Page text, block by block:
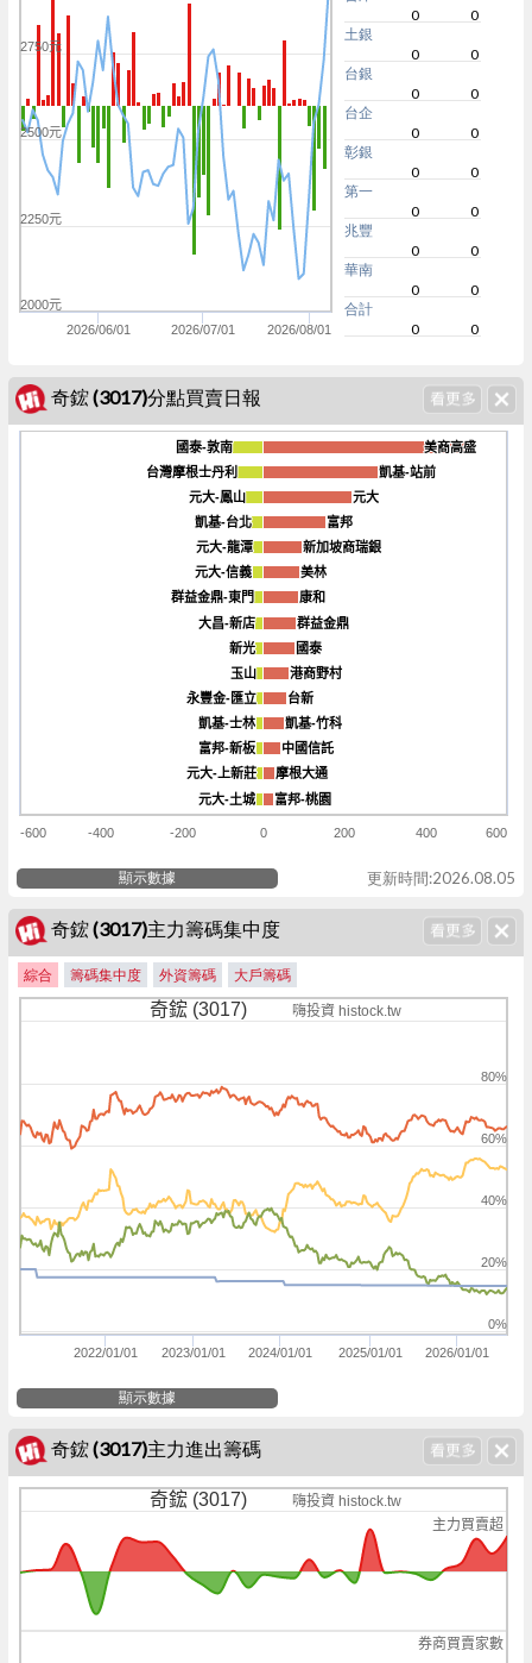
2026/06/01 2026/07/01 2026/08/01
2000元
2250元
2500元
2750元
-150k
0
0
土銀
0
0
台銀
0
0
台企
0
0
彰銀
0
0
第一
0
0
兆豐
0
0
華南
0
0
合計
0
0
奇鋐 (3017)分點買賣日報
美商高盛
美商高盛
凱基-站前
凱基-站前
元大
元大
富邦
富邦
新加坡商瑞銀
新加坡商瑞銀
美林
美林
康和
康和
群益金鼎
群益金鼎
國泰
國泰
港商野村
港商野村
台新
台新
凱基-竹科
凱基-竹科
中國信託
中國信託
摩根大通
摩根大通
富邦-桃園
富邦-桃園
國泰-敦南
國泰-敦南
台灣摩根士丹利
台灣摩根士丹利
元大-鳳山
元大-鳳山
凱基-台北
凱基-台北
元大-龍潭
元大-龍潭
元大-信義
元大-信義
群益金鼎-東門
群益金鼎-東門
大昌-新店
大昌-新店
新光
新光
玉山
玉山
永豐金-匯立
永豐金-匯立
凱基-士林
凱基-士林
富邦-新板
富邦-新板
元大-上新莊
元大-上新莊
元大-土城
元大-土城
-200 0 200 400 600
-600 -400
顯示數據 更新時間:2026.08.05
奇鋐 (3017)主力籌碼集中度
綜合 籌碼集中度 外資籌碼 大戶籌碼
奇鋐 (3017) 嗨投資 histock.tw
2022/01/01 2023/01/01 2024/01/01 2025/01/01 2026/01/01
0%
20%
40%
60%
80%
顯示數據
奇鋐 (3017)主力進出籌碼
主力買賣超
券商買賣家數
奇鋐 (3017) 嗨投資 histock.tw